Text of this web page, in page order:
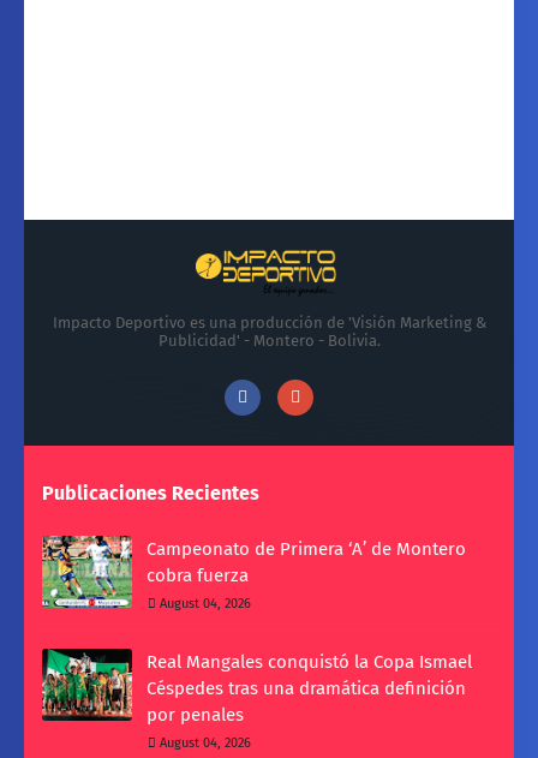
Impacto Deportivo es una producción de 'Visión Marketing &
Publicidad' - Montero - Bolivia.
Publicaciones Recientes
Campeonato de Primera ‘A’ de Montero
cobra fuerza
August 04, 2026
Real Mangales conquistó la Copa Ismael
Céspedes tras una dramática definición
por penales
August 04, 2026